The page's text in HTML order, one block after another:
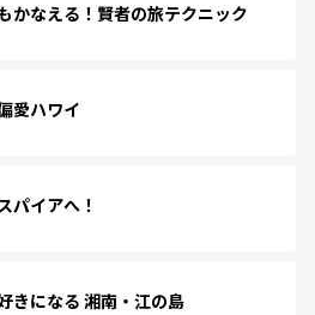
かなえる！賢者の旅テクニック
愛ハワイ
パイアへ！
きになる 湘南・江の島